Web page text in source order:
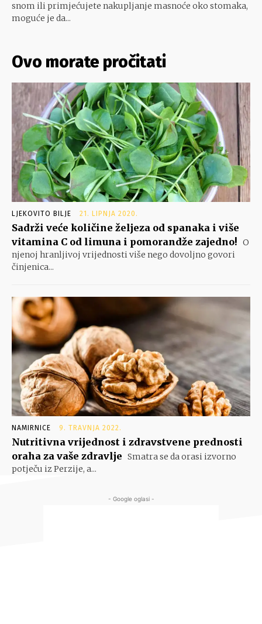
snom ili primjećujete nakupljanje masnoće oko stomaka,
moguće je da...
Ovo morate pročitati
LJEKOVITO BILJE 21. LIPNJA 2020.
Sadrži veće količine željeza od spanaka i više
vitamina C od limuna i pomorandže zajedno! O
njenoj hranljivoj vrijednosti više nego dovoljno govori
činjenica...
NAMIRNICE 9. TRAVNJA 2022.
Nutritivna vrijednost i zdravstvene prednosti
oraha za vaše zdravlje Smatra se da orasi izvorno
potječu iz Perzije, a...
- Google oglasi -